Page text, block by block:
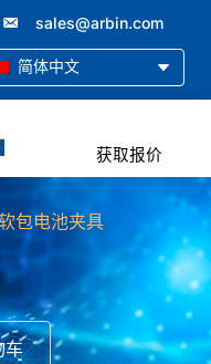
sales@arbin.com
简体中文
获取报价
包电池夹具
车